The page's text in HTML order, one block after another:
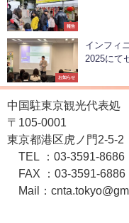
報告
お知らせ
インフィ
2025にて
中国駐東京観光代表処
〒105-0001
東京都港区虎ノ門2-5-
TEL ：03-3591-8686
FAX ：03-3591-6886
Mail：